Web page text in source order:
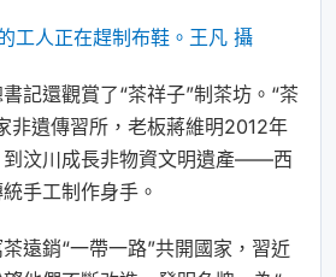
工人正在趕制布鞋。 王凡 攝
記還觀賞了“茶祥子”制茶坊。“茶
非遺傳習所，老板蔣維明2012年
到汶川成長非物資文明遺產——西
手工制作身手。
遠銷“一帶一路”共開國家，習近